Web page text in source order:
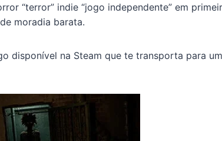
“terror” indie “jogo independente” em
moradia barata.
disponível na Steam que te transporta para